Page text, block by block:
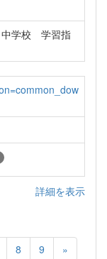
学校 学習指
詳細を表示
8 9 »